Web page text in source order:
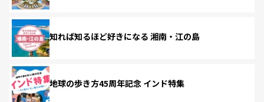
知れば知るほど好きになる 湘南・江の島
地球の歩き方45周年記念 インド特集